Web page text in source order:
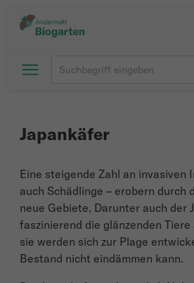
Japankäfer
Eine steigende Zahl an invasiven
auch Schädlinge – erobern durch
neue Gebiete. Darunter auch der
faszinierend die glänzenden Tiere
sie werden sich zur Plage
Bestand nicht eindämmen kann.